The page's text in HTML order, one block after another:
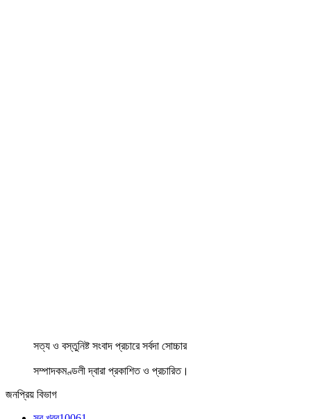
সত্য ও বস্তুনিষ্ট সংবাদ প্রচারে সর্বদা সোচ্চার
সম্পাদকমণ্ডলী দ্বারা প্রকাশিত ও প্রচারিত।
জনপ্রিয় বিভাগ